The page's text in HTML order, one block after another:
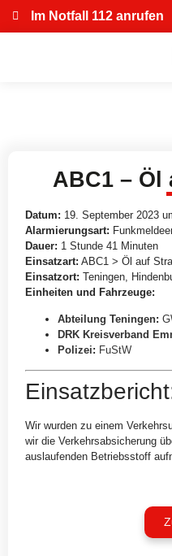
Im Notfall 112 anrufen
ABC1 – Öl
Datum: 19. September 2023
Alarmierungsart:
Dauer: 1 Stunde 41 Minuten
Einsatzart: ABC1 > Öl auf
Einsatzort: Teningen,
Einheiten und Fahrzeuge:
Abteilung Teningen:
DRK Kreisverband
Polizei: FuStW
Wir wurden zu einem
wir die Verkehrsabsicherung
auslaufenden Betriebsstoff